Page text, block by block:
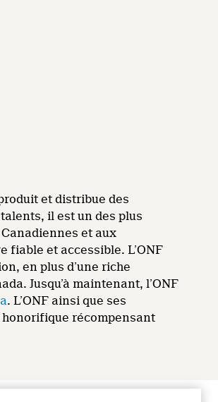
et distribue des
il est un des plus
et aux
fiable et accessible. L’ONF
en plus d’une riche
Jusqu’à maintenant, l’ONF
. L’ONF ainsi que ses
honorifique récompensant